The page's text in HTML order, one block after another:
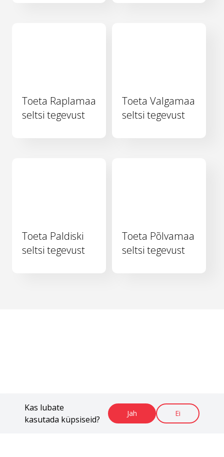
Kas lubate
kasutada küpsiseid?
Jah Ei
Toeta Raplamaa
seltsi tegevust
Toeta Valgamaa
seltsi tegevust
Toeta Paldiski
seltsi tegevust
Toeta Põlvamaa
seltsi tegevust